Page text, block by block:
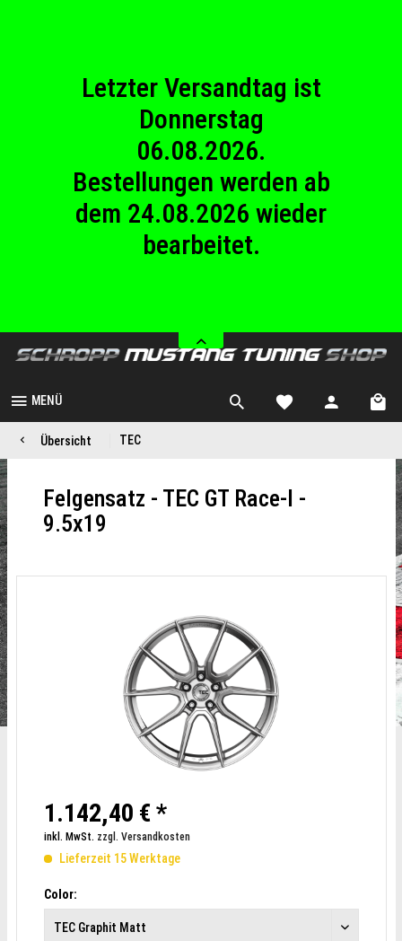
Letzter Versandtag ist
Donnerstag
06.08.2026.
Bestellungen werden ab
dem 24.08.2026 wieder
bearbeitet.
23.08.2026
Betriebsferien.
MENÜ
Übersicht TEC
Felgensatz - TEC GT Race-I -
9.5x19
1.142,40 € *
inkl. MwSt. zzgl. Versandkosten
Lieferzeit 15 Werktage
Color: